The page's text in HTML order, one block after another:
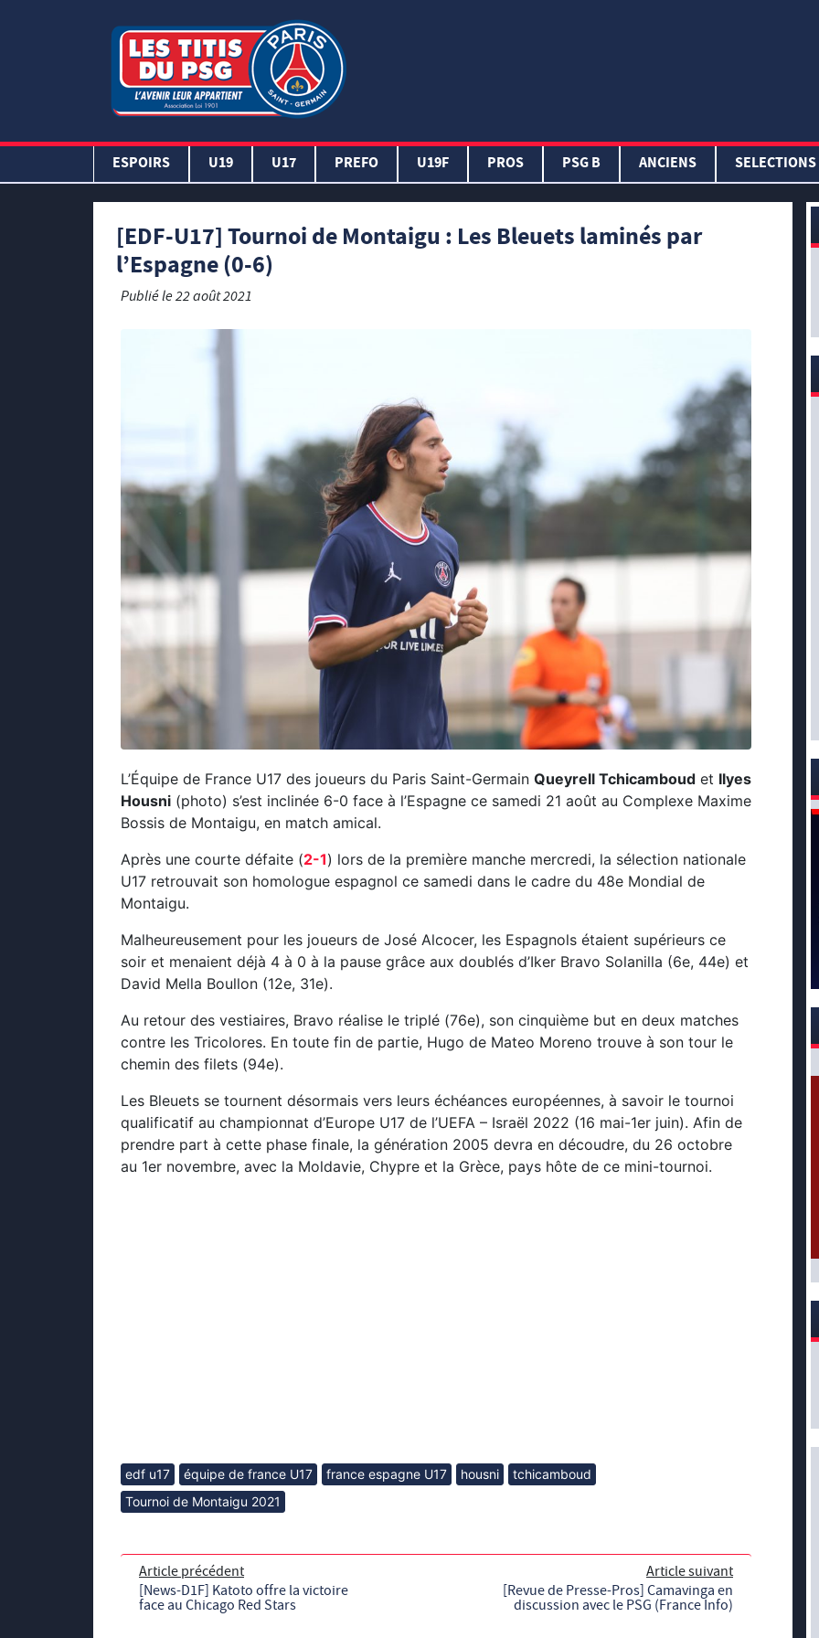
ESPOIRS U19 U17 PREFO U19F PROS PSG B ANCIENS SELECTIONS
[EDF-U17] Tournoi de Montaigu : Les Bleuets laminés par
l’Espagne (0-6)
Publié le22 août 2021
L’Équipe de France U17 des joueurs du Paris Saint-Germain Queyrell Tchicamboud et Ilyes
Housni (photo) s’est inclinée 6-0 face à l’Espagne ce samedi 21 août au Complexe Maxime
Bossis de Montaigu, en match amical.
Après une courte défaite (2-1) lors de la première manche mercredi, la sélection nationale
U17 retrouvait son homologue espagnol ce samedi dans le cadre du 48e Mondial de
Montaigu.
Malheureusement pour les joueurs de José Alcocer, les Espagnols étaient supérieurs ce
soir et menaient déjà 4 à 0 à la pause grâce aux doublés d’Iker Bravo Solanilla (6e, 44e) et
David Mella Boullon (12e, 31e).
Au retour des vestiaires, Bravo réalise le triplé (76e), son cinquième but en deux matches
contre les Tricolores. En toute fin de partie, Hugo de Mateo Moreno trouve à son tour le
chemin des filets (94e).
Les Bleuets se tournent désormais vers leurs échéances européennes, à savoir le tournoi
qualificatif au championnat d’Europe U17 de l’UEFA – Israël 2022 (16 mai-1er juin). Afin de
prendre part à cette phase finale, la génération 2005 devra en découdre, du 26 octobre
au 1er novembre, avec la Moldavie, Chypre et la Grèce, pays hôte de ce mini-tournoi.
edf u17 équipe de france U17 france espagne U17 housni
tchicamboud
Tournoi de Montaigu 2021
Article précédent
[News-D1F] Katoto offre la victoire
face au Chicago Red Stars
Article suivant
[Revue de Presse-Pros] Camavinga en
discussion avec le PSG (France Info)